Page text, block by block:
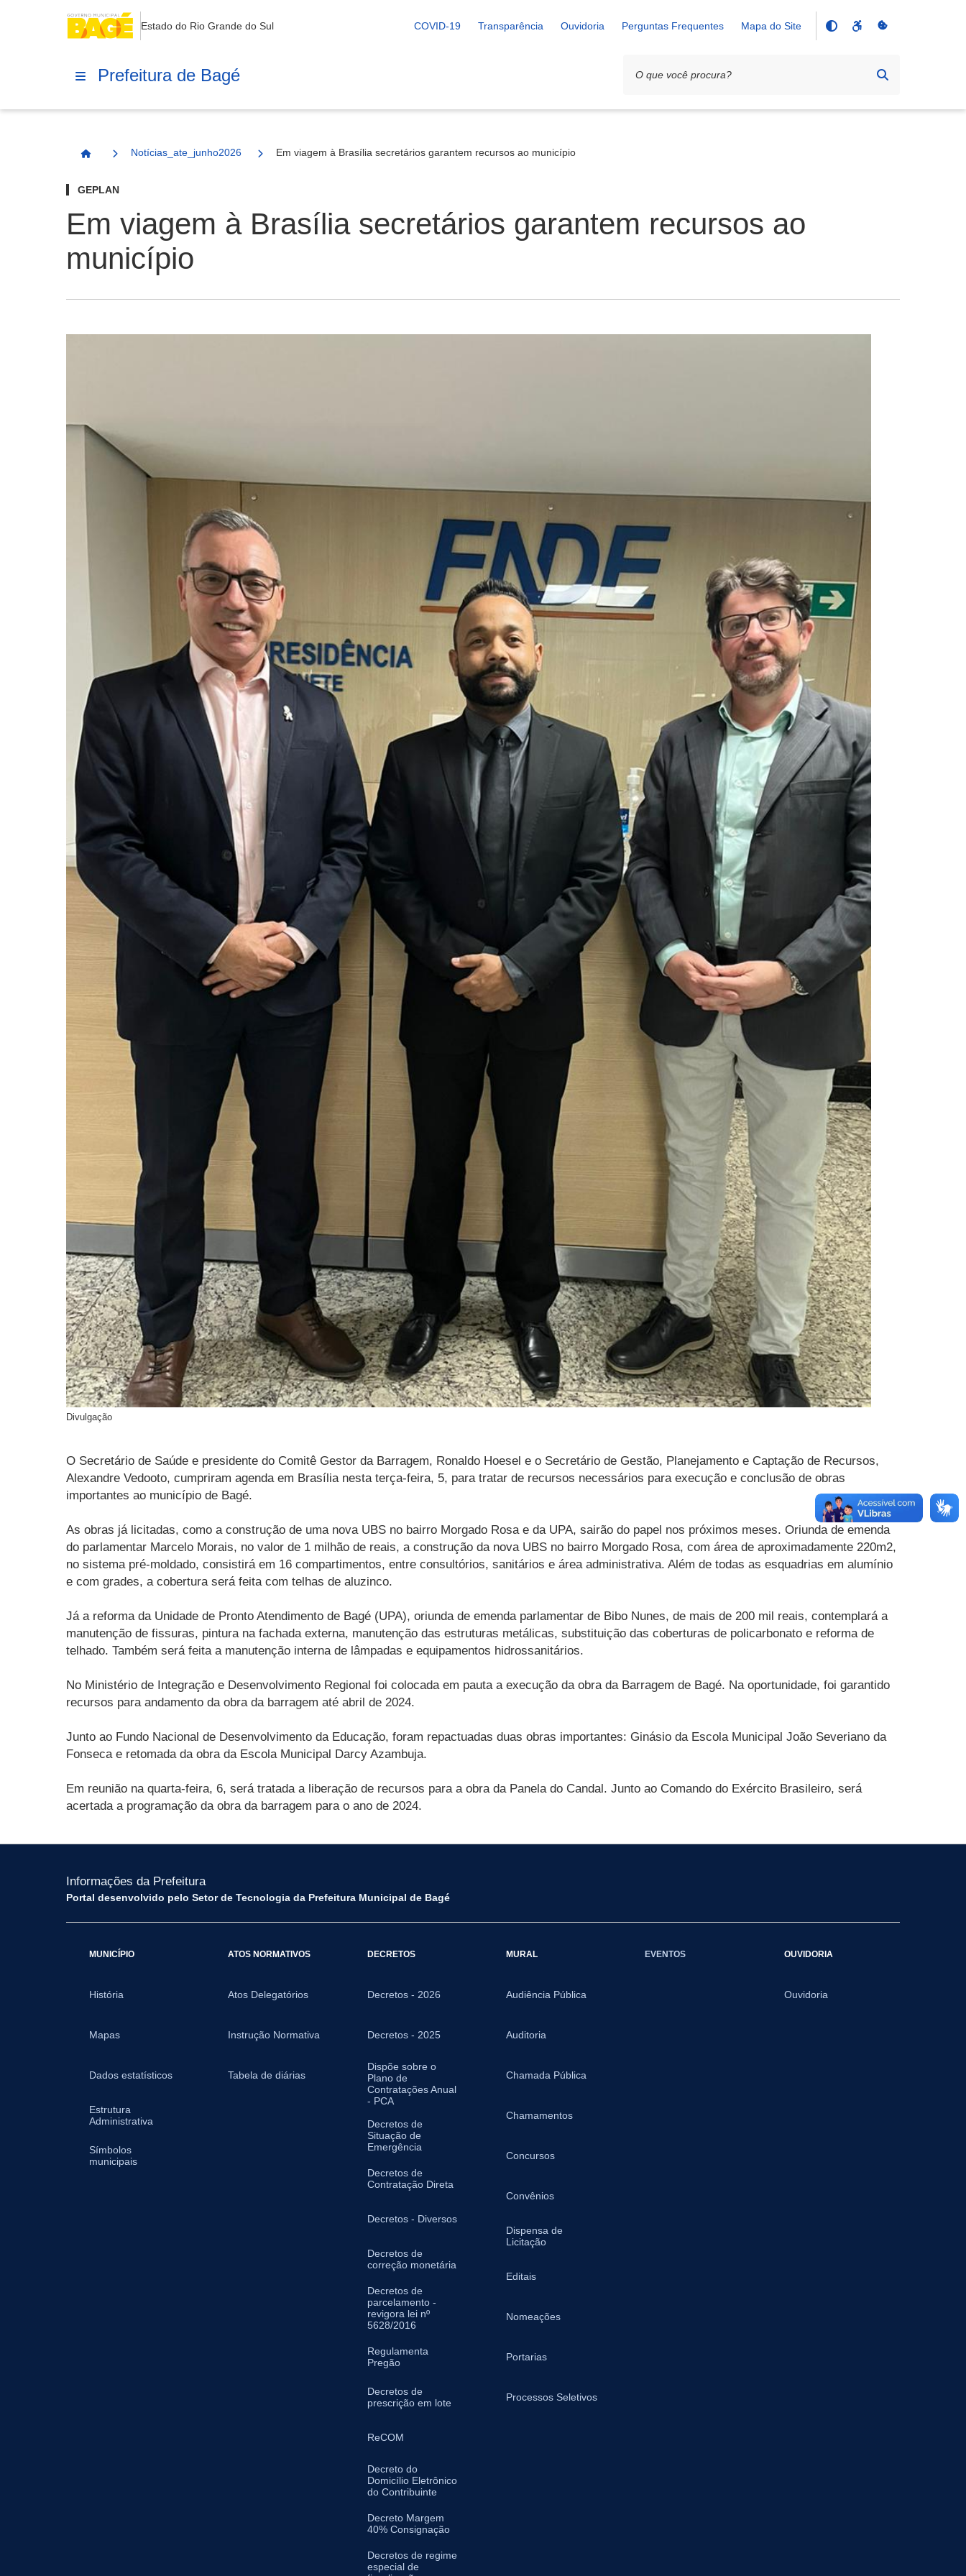
Estado do Rio Grande do Sul COVID-19 Transparência Ouvidoria Perguntas Frequentes Mapa do Site
Prefeitura de Bagé
Página Inicial
Notícias_ate_junho2026 Em viagem à Brasília secretários garantem recursos ao município
GEPLAN
Em viagem à Brasília secretários garantem recursos ao
município
Divulgação
O Secretário de Saúde e presidente do Comitê Gestor da Barragem, Ronaldo Hoesel e o Secretário de Gestão, Planejamento e Captação de Recursos,
Alexandre Vedooto, cumpriram agenda em Brasília nesta terça-feira, 5, para tratar de recursos necessários para execução e conclusão de obras
importantes ao município de Bagé.
As obras já licitadas, como a construção de uma nova UBS no bairro Morgado Rosa e da UPA, sairão do papel nos próximos meses. Oriunda de emenda
do parlamentar Marcelo Morais, no valor de 1 milhão de reais, a construção da nova UBS no bairro Morgado Rosa, com área de aproximadamente 220m2,
no sistema pré-moldado, consistirá em 16 compartimentos, entre consultórios, sanitários e área administrativa. Além de todas as esquadrias em alumínio
e com grades, a cobertura será feita com telhas de aluzinco.
Já a reforma da Unidade de Pronto Atendimento de Bagé (UPA), oriunda de emenda parlamentar de Bibo Nunes, de mais de 200 mil reais, contemplará a
manutenção de fissuras, pintura na fachada externa, manutenção das estruturas metálicas, substituição das coberturas de policarbonato e reforma de
telhado. Também será feita a manutenção interna de lâmpadas e equipamentos hidrossanitários.
No Ministério de Integração e Desenvolvimento Regional foi colocada em pauta a execução da obra da Barragem de Bagé. Na oportunidade, foi garantido
recursos para andamento da obra da barragem até abril de 2024.
Junto ao Fundo Nacional de Desenvolvimento da Educação, foram repactuadas duas obras importantes: Ginásio da Escola Municipal João Severiano da
Fonseca e retomada da obra da Escola Municipal Darcy Azambuja.
Em reunião na quarta-feira, 6, será tratada a liberação de recursos para a obra da Panela do Candal. Junto ao Comando do Exército Brasileiro, será
acertada a programação da obra da barragem para o ano de 2024.
Informações da Prefeitura
Portal desenvolvido pelo Setor de Tecnologia da Prefeitura Municipal de Bagé
MUNICÍPIO
História
Mapas
Dados estatísticos
Estrutura
Administrativa
Símbolos
municipais
ATOS NORMATIVOS
Atos Delegatórios
Instrução Normativa
Tabela de diárias
DECRETOS
Decretos - 2026
Decretos - 2025
Dispõe sobre o
Plano de
Contratações Anual
- PCA
Decretos de
Situação de
Emergência
Decretos de
Contratação Direta
Decretos - Diversos
Decretos de
correção monetária
Decretos de
parcelamento -
revigora lei nº
5628/2016
Regulamenta
Pregão
Decretos de
prescrição em lote
ReCOM
Decreto do
Domicílio Eletrônico
do Contribuinte
Decreto Margem
40% Consignação
Decretos de regime
especial de
MURAL
Audiência Pública
Auditoria
Chamada Pública
Chamamentos
Concursos
Convênios
Dispensa de
Licitação
Editais
Nomeações
Portarias
Processos Seletivos
EVENTOS OUVIDORIA
Ouvidoria